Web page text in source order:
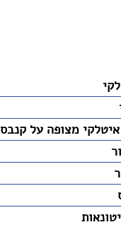
איטלקי מצופה על קנבס